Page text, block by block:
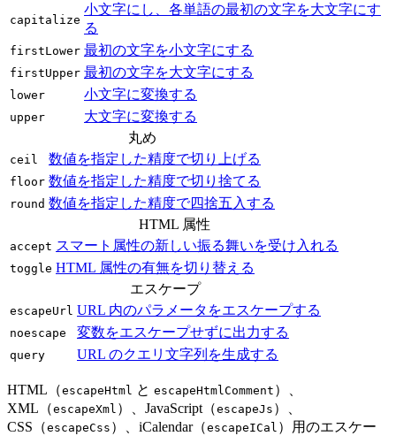
capitalize
小文字にし、各単語の最初の文字を大文字にす
る
firstLower 最初の文字を小文字にする
firstUpper 最初の文字を大文字にする
lower 小文字に変換する
upper
大文字に変換する
丸め
ceil 数値を指定した精度で切り上げる
floor 数値を指定した精度で切り捨てる
round 数値を指定した精度で四捨五入する
HTML 属性
accept スマート属性の新しい振る舞いを受け入れる
toggle HTML 属性の有無を切り替える
エスケープ
escapeUrl URL 内のパラメータをエスケープする
noescape 変数をエスケープせずに出力する
query URL のクエリ文字列を生成する
HTML（escapeHtml と escapeHtmlComment ）、
XML（escapeXml ）、JavaScript（escapeJs ）、
CSS（escapeCss ）、iCalendar（escapeICal ）用のエスケー